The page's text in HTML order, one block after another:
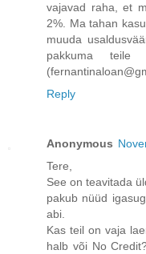
vajavad raha, et
2%. Ma tahan
muuda
pakkuma
Reply
Anonymous
Tere,
See on teavitada
pakub nüüd
abi.
Kas teil on vaja
halb või No